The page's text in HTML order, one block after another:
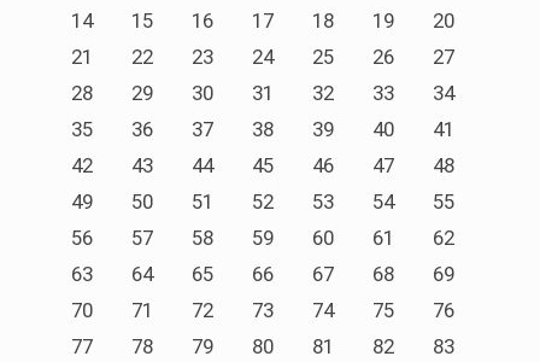
14
15 16 17 18 19
20
21
22 23 24 25 26
27
28
29 30 31 32 33
34
35
36 37 38 39 40
41
42
43 44 45 46 47
48
49
50 51 52 53 54
55
56
57 58 59 60 61
62
63
64 65 66 67 68
69
70
71 72 73 74 75
76
77
78 79 80 81 82
83